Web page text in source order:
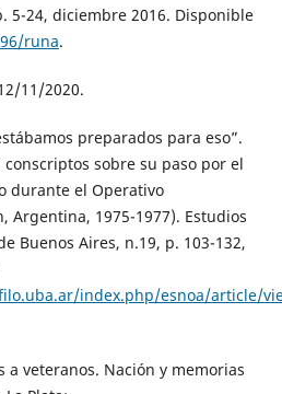
5-24, diciembre 2016. Disponible
runa.
11/2020.
preparados para eso”.
sobre su paso por el
durante el Operativo
Argentina, 1975-1977). Estudios
Buenos Aires, n.19, p. 103-132,
index.php/esnoa/article/
a veteranos. Nación y memorias